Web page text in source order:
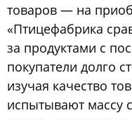
товаров — на
«Птицефабрика
за продуктами с
покупатели долго
изучая качество
испытывают массу